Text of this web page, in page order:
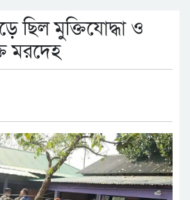
ছিল মুক্তিযোদ্ধা ও
মরদেহ